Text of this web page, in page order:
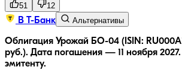
51 12
В Т-Банк Альтернативы
Облигация Урожай БО-04 (ISIN:
руб.). Дата погашения — 11 ноября 2027.
эмитенту.